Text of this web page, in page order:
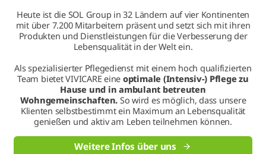
Heute ist die SOL Group in 32 Ländern auf vier Kontinenten
mit über 7.200 Mitarbeitern präsent und setzt sich mit ihren
Produkten und Dienstleistungen für die Verbesserung der
Lebensqualität in der Welt ein.
Als spezialisierter Pflegedienst mit einem hoch qualifizierten
Team bietet VIVICARE eine optimale (Intensiv-) Pflege zu
Hause und in ambulant betreuten
Wohngemeinschaften. So wird es möglich, dass unsere
Klienten selbstbestimmt ein Maximum an Lebensqualität
genießen und aktiv am Leben teilnehmen können.
Weitere Infos über uns